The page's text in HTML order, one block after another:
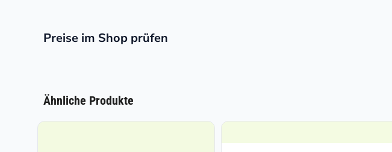
Preise im Shop prüfen
Ähnliche Produkte